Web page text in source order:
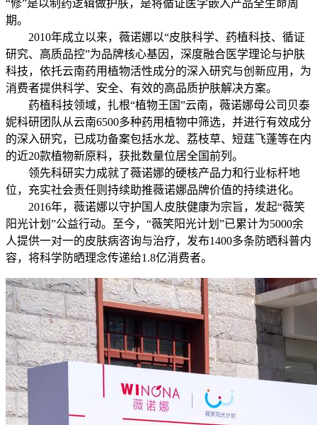
“修”是以制药逻辑做护肤，是将循证医学嵌入产品全生命周
期。
2010年成立以来，薇诺娜以“皮肤科学、药植科技、循证
研究、高质品控”为品牌核心基因，深度融合医学理论与护肤
科技，依托云南药用植物活性成分的深入研究与创新应用，为
消费者提供科学、安全、有效的高品质护肤解决方案。
药植科技领域，扎根“植物王国”云南，薇诺娜母公司贝泰
妮科研团队从云南6500多种药用植物中筛选，并进行有效成分
的深入研究，已成功备案包括水龙、荔枝草、短莛飞蓬等在内
的近20款植物新原料，获批数量位居全国前列。
领先科研实力成就了薇诺娜的硬核产品力和行业标杆地
位，充实社会责任则持续助推薇诺娜品牌价值的持续进化。
2016年，薇诺娜以守护国人皮肤健康为宗旨，发起“薇笑
阳光计划”公益行动。至今，“薇笑阳光计划”已累计为5000余
人提供一对一的皮肤病咨询与治疗，发布1400多条防晒科普内
容，将科学防晒理念传递给1.8亿消费者。